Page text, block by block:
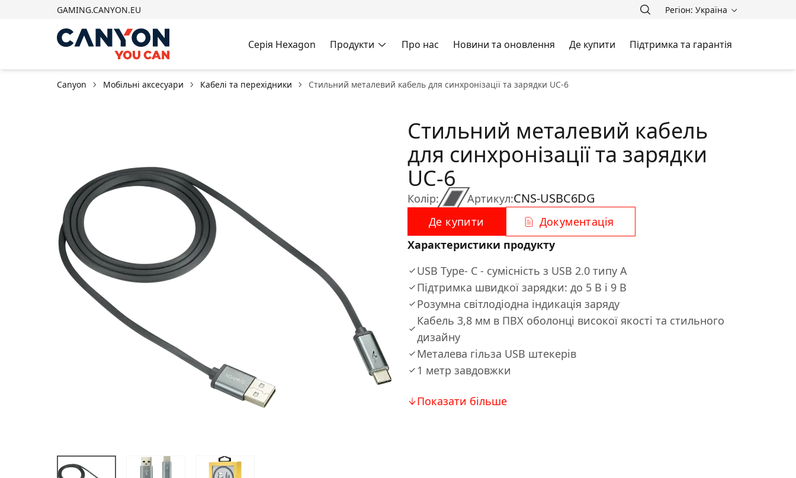
GAMING.CANYON.EU Регіон: Україна
Серія Hexagon Продукти Про нас Новини та оновлення Де купити Підтримка та гарантія
Canyon Мобільні аксесуари Кабелі та перехідники Стильний металевий кабель для синхронізації та зарядки UC-6
Колір:
Стильний металевий кабель
для синхронізації та зарядки
UC-6
Артикул:CNS-USBC6DG
Де купити
Документація
Характеристики продукту
USB Type- C - сумісність з USB 2.0 типу A
Підтримка швидкої зарядки: до 5 В і 9 В
Розумна світлодіодна індикація заряду
Кабель 3,8 мм в ПВХ оболонці високої якості та стильного
дизайну
Металева гільза USB штекерів
1 метр завдовжки
Показати більше